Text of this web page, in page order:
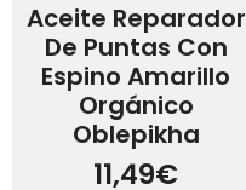
Aceite Reparador
De Puntas Con
Espino Amarillo
Orgánico
Oblepikha
11,49€